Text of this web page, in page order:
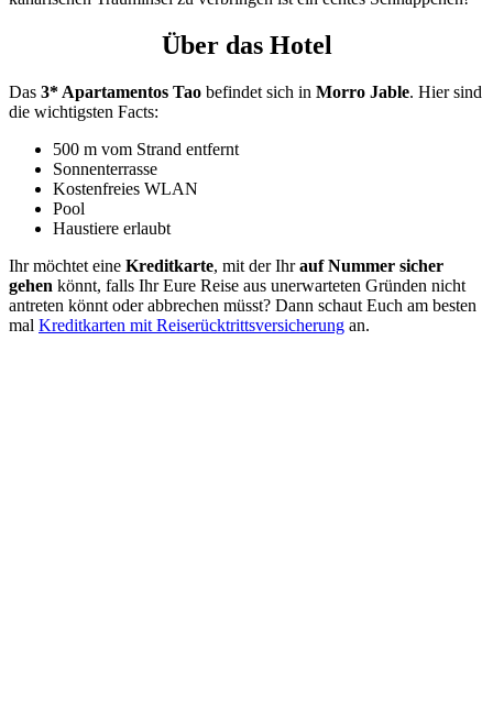
Über das Hotel
Das 3* Apartamentos Tao befindet sich in Morro Jable. Hier sind
die wichtigsten Facts:
500 m vom Strand entfernt
Sonnenterrasse
Kostenfreies WLAN
Pool
Haustiere erlaubt
Ihr möchtet eine Kreditkarte, mit der Ihrauf Nummer sicher
gehen könnt, falls Ihr Eure Reise aus unerwarteten Gründen nicht
antreten könnt oder abbrechen müsst? Dann schaut Euch am besten
mal Kreditkarten mit Reiserücktrittsversicherung an.